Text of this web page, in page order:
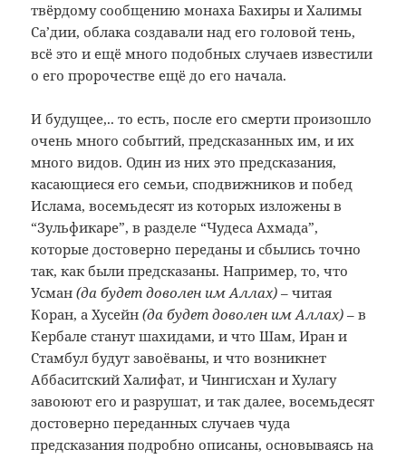
твёрдому сообщению монаха Бахиры и Халимы
Са’дии, облака создавали над его головой тень,
всё это и ещё много подобных случаев известили
о его пророчестве ещё до его начала.
И будущее,.. то есть, после его смерти произошло
очень много событий, предсказанных им, и их
много видов. Один из них это предсказания,
касающиеся его семьи, сподвижников и побед
Ислама, восемьдесят из которых изложены в
“Зульфикаре”, в разделе “Чудеса Ахмада”,
которые достоверно переданы и сбылись точно
так, как были предсказаны. Например, то, что
Усман(да будет доволен им Аллах) – читая
Коран, а Хусейн(да будет доволен им Аллах)– в
Кербале станут шахидами, и что Шам, Иран и
Стамбул будут завоёваны, и что возникнет
Аббаситский Халифат, и Чингисхан и Хулагу
завоюют его и разрушат, и так далее, восемьдесят
достоверно переданных случаев чуда
предсказания подробно описаны, основываясь на